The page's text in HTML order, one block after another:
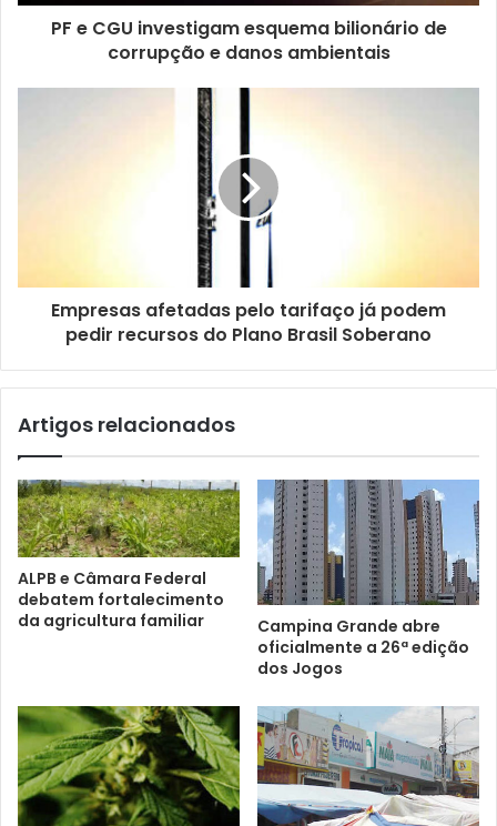
PF e CGU investigam esquema bilionário de
corrupção e danos ambientais
Empresas afetadas pelo tarifaço já podem
pedir recursos do Plano Brasil Soberano
Artigos relacionados
ALPB e Câmara Federal
debatem fortalecimento
da agricultura familiar
Campina Grande abre
oficialmente a 26ª edição
dos Jogos